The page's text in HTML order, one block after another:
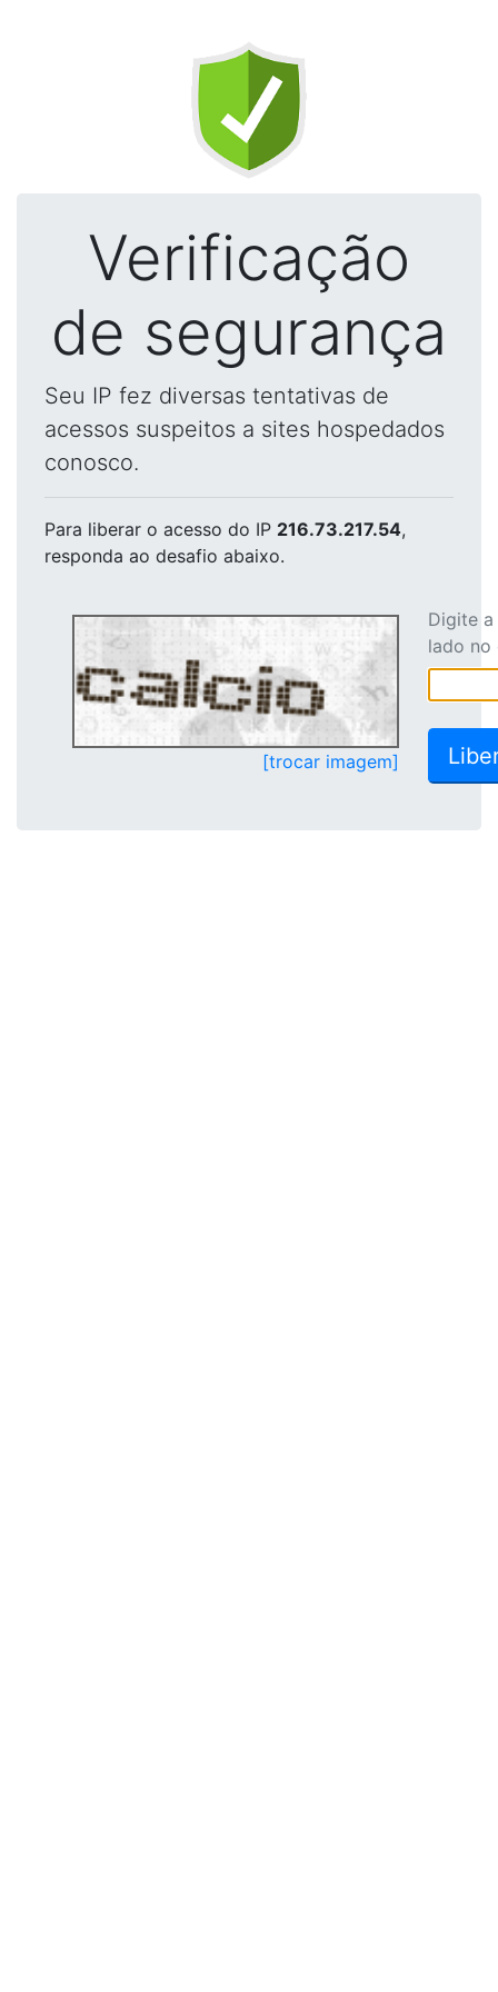
Verificação
de segurança
Seu IP fez diversas tentativas de
acessos suspeitos a sites hospedados
conosco.
Para liberar o acesso do IP 216.73.217.54,
responda ao desafio abaixo.
[trocar imagem]
Digite
lado no